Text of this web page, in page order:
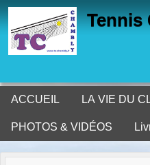
Tennis
ACCUEIL LA VIE DU
PHOTOS & VIDÉOS
Panneau de gestion des